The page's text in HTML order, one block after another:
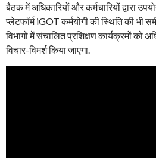
बैठक में अधिकारियों और कर्मचारियों द्वारा
प्लेटफॉर्म iGOT कर्मयोगी की स्थिति की भी
विभागों में संचालित प्रशिक्षण कार्यक्रमों को
विचार-विमर्श किया जाएगा.